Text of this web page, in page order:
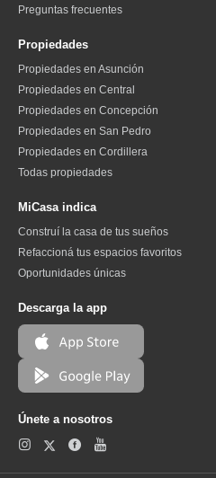
Preguntas frecuentes
Propiedades
Propiedades en Asunción
Propiedades en Central
Propiedades en Concepción
Propiedades en San Pedro
Propiedades en Cordillera
Todas propiedades
MiCasa indica
Construí la casa de tus sueños
Refaccioná tus espacios favoritos
Oportunidades únicas
Descarga la app
Únete a nosotros